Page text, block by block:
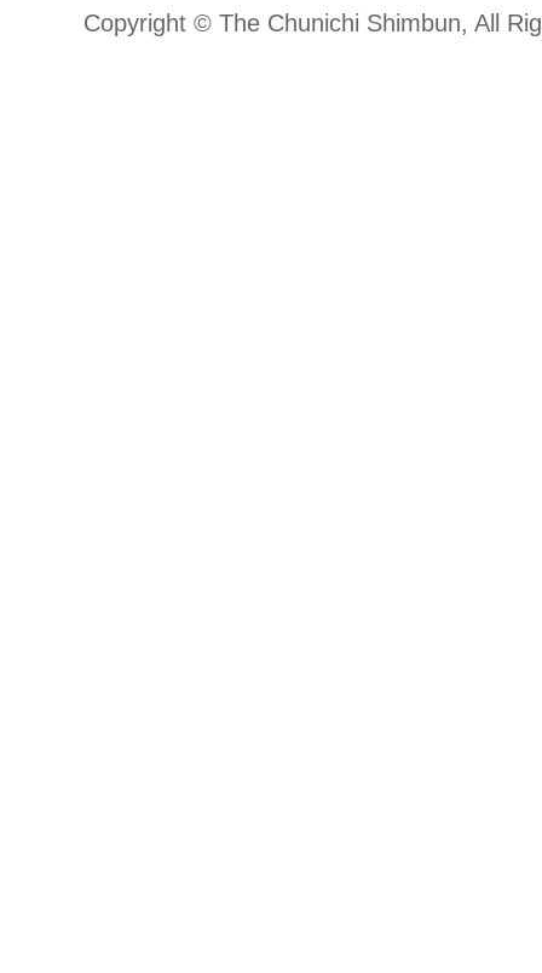
Copyright © The Chunichi Shimbun, All